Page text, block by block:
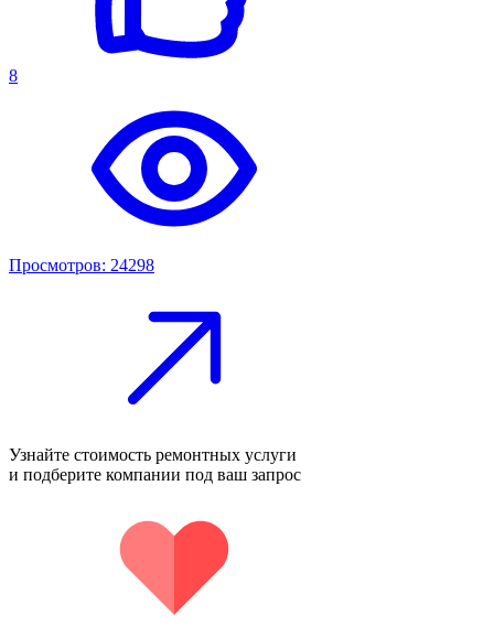
8
Просмотров: 24298
Узнайте стоимость ремонтных услуги
и подберите компании под ваш запрос